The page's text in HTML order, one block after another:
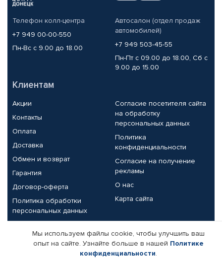
Телефон колл-центра
+7 949 00-00-550
Пн-Вс с 9.00 до 18.00
Автосалон (отдел продаж
автомобилей)
+7 949 503-45-55
Пн-Пт с 09.00 до 18.00, Сб с
9.00 до 15.00
Клиентам
Акции
Контакты
Оплата
Доставка
Обмен и возврат
Гарантия
Договор-оферта
Политика обработки
персональных данных
Согласие посетителя сайта
на обработку
персональных данных
Политика
конфиденциальности
Согласие на получение
рекламы
О нас
Карта сайта
Партнерам
Корпоративным клиентам
Реквизиты компании
Мы используем файлы cookie, чтобы улучшить ваш
опыт на сайте. Узнайте больше в нашей Политике
конфиденциальности.